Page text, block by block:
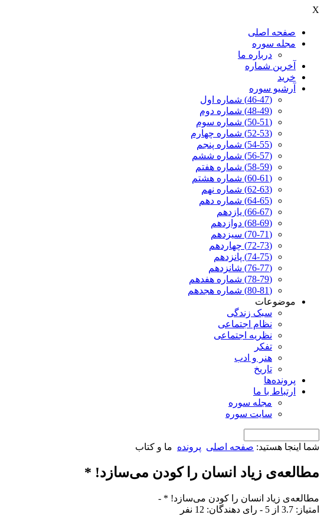
X
صفحه اصلی
مجله سوره
درباره ما
آخرين شماره
خرید
آرشیو سوره
(46-47) شماره اول
(48-49) شماره دوم
(50-51) شماره سوم
(52-53) شماره چهارم
(54-55) شماره پنجم
(56-57) شماره ششم
(58-59) شماره هفتم
(60-61) شماره هشتم
(62-63) شماره نهم
(64-65) شماره دهم
(66-67) یازدهم
(68-69) دوازدهم
(70-71) سیزدهم
(72-73) چهاردهم
(74-75) پانزدهم
(76-77) شانزدهم
(78-79) شماره هفدهم
(80-81) شماره هجدهم
موضوعات
سبک زندگی
نظام اجتماعی
نظریه اجتماعی
تفکر
هنر و ادب
تاریخ
پرونده‌ها
ارتباط با ما
مجله سوره
سایت سوره
شما اینجا هستید: صفحه اصلی پرونده ما و کتاب
مطالعه‌ی زیاد انسان را کودن می‌سازد! *
مطالعه‌ی زیاد انسان را کودن می‌سازد! * -
امتياز: 3.7 از 5 - رای دهندگان: 12 نفر